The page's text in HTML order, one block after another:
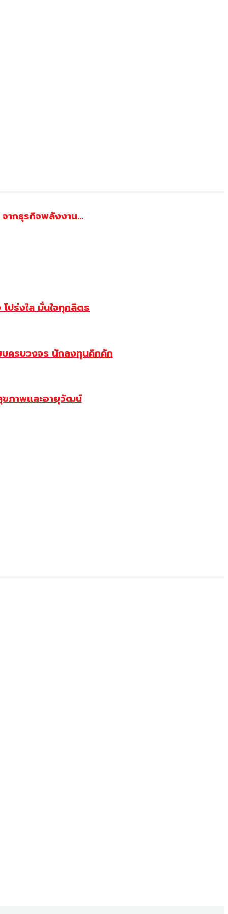
ากธุรกิจพลังงาน...
ปร่งใส มั่นใจทุกลิตร
บครบวงจร นักลงทุนคึกคัก
ขภาพและอายุวัฒน์